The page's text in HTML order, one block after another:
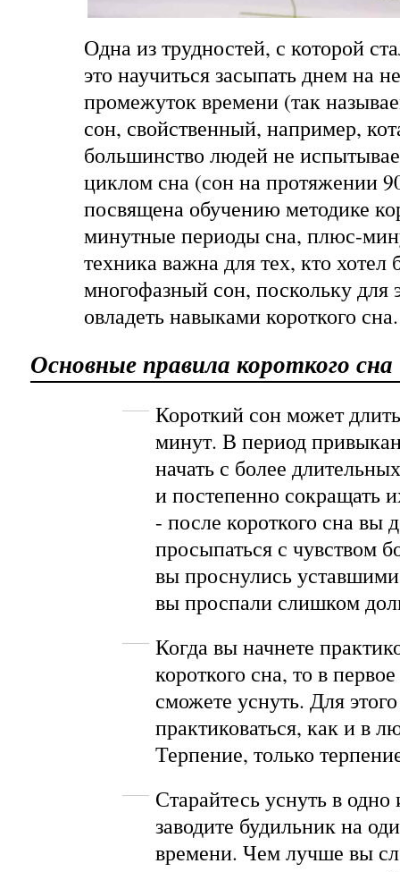
Одна из трудностей, с которой
это научиться засыпать днем на
промежуток времени (так
сон, свойственный, например,
большинство людей не
циклом сна (сон на протяжении
посвящена обучению методике
минутные периоды сна, плюс-
техника важна для тех, кто хотел
многофазный сон, поскольку для
овладеть навыками короткого сна.
Основные правила короткого сна
Короткий сон может
минут. В период
начать с более
и постепенно сокращать
- после короткого сна вы
просыпаться с чувством
вы проснулись
вы проспали слишком
Когда вы начнете
короткого сна, то в
сможете уснуть. Для
практиковаться, как и в
Терпение, только
Старайтесь уснуть в
заводите будильник на
времени. Чем лучше вы